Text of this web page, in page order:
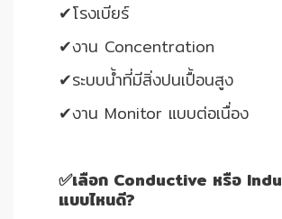
✔โรงเบียร์
✔งาน Concentration
✔ระบบน้ำที่มีสิ่งปนเปื้อนสูง
✔งาน Monitor แบบต่อเนื่อง
✅เลือก Conductive หรือ
แบบไหนดี?